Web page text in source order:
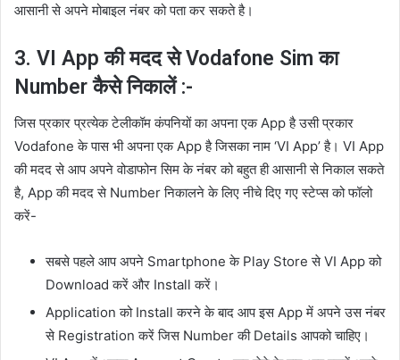
आसानी से अपने मोबाइल नंबर को पता कर सकते है।
3. VI App की मदद से Vodafone Sim का
Number कैसे निकालें :-
जिस प्रकार प्रत्येक टेलीकॉम कंपनियों का अपना एक App है उसी प्रकार
Vodafone के पास भी अपना एक App है जिसका नाम ‘VI App’ है। VI App
की मदद से आप अपने वोडाफोन सिम के नंबर को बहुत ही आसानी से निकाल सकते
है, App की मदद से Number निकालने के लिए नीचे दिए गए स्टेप्स को फॉलो
करें-
सबसे पहले आप अपने Smartphone के Play Store से VI App को
Download करें और Install करें।
Application को Install करने के बाद आप इस App में अपने उस नंबर
से Registration करें जिस Number की Details आपको चाहिए।